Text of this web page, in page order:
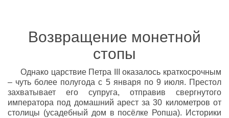
Возвращение монетной
стопы
Однако царствие Петра III оказалось краткосрочным
– чуть более полугода с 5 января по 9 июля. Престол
захватывает его супруга, отправив свергнутого
императора под домашний арест за 30 километров от
столицы (усадебный дом в посёлке Ропша). Историки